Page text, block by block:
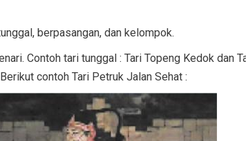
berpasangan, dan kelompok.
Contoh tari tunggal : Tari Topeng Kedok dan
contoh Tari Petruk Jalan Sehat :